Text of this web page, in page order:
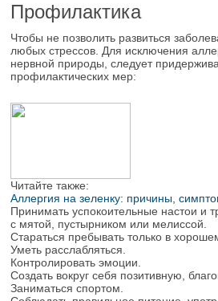
Профилактика
Чтобы не позволить развиться
любых стрессов. Для исключения
нервной природы, следует
профилактических мер:
Читайте также:
Аллергия на зеленку: причины,
Принимать успокоительные настои и
с мятой, пустырником или мелиссой.
Стараться пребывать только в
Уметь расслабляться.
Контролировать эмоции.
Создать вокруг себя позитивную,
Заниматься спортом.